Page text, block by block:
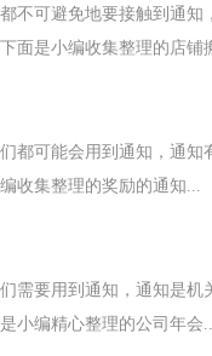
不可避免地要接触到通
面是小编收集整理的店铺
都可能会用到通知，通
收集整理的奖励的通知...
需要用到通知，通知是
小编精心整理的公司年会